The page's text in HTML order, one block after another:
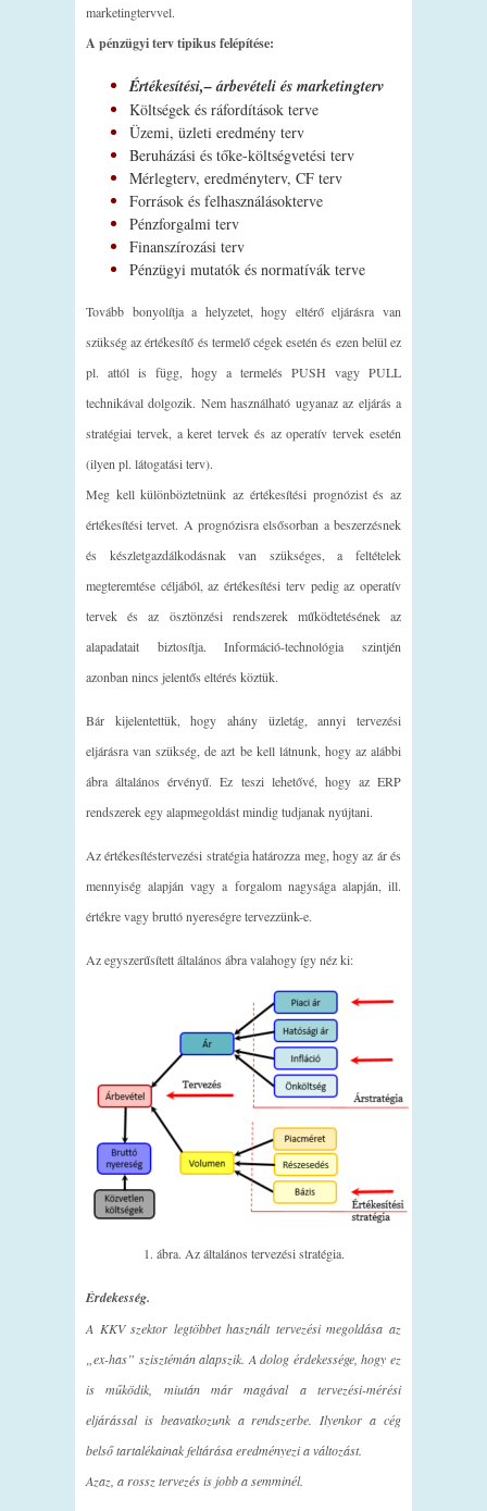
marketingtervvel.
A pénzügyi terv tipikus felépítése:
Értékesítési,– árbevételi és marketingterv
Költségek és ráfordítások terve
Üzemi, üzleti eredmény terv
Beruházási és tőke-költségvetési terv
Mérlegterv, eredményterv, CF terv
Források és felhasználásokterve
Pénzforgalmi terv
Finanszírozási terv
Pénzügyi mutatók és normatívák terve
Tovább bonyolítja a helyzetet, hogy eltérő eljárásra van
szükség az értékesítő és termelő cégek esetén és ezen belül ez
pl. attól is függ, hogy a termelés PUSH vagy PULL
technikával dolgozik. Nem használható ugyanaz az eljárás a
stratégiai tervek, a keret tervek és az operatív tervek esetén
(ilyen pl. látogatási terv).
Meg kell különböztetnünk az értékesítési prognózist és az
értékesítési tervet. A prognózisra elsősorban a beszerzésnek
és készletgazdálkodásnak van szükséges, a feltételek
megteremtése céljából, az értékesítési terv pedig az operatív
tervek és az ösztönzési rendszerek működtetésének az
alapadatait biztosítja. Információ-technológia szintjén
azonban nincs jelentős eltérés köztük.
Bár kijelentettük, hogy ahány üzletág, annyi tervezési
eljárásra van szükség, de azt be kell látnunk, hogy az alábbi
ábra általános érvényű. Ez teszi lehetővé, hogy az ERP
rendszerek egy alapmegoldást mindig tudjanak nyújtani.
Az értékesítéstervezési stratégia határozza meg, hogy az ár és
mennyiség alapján vagy a forgalom nagysága alapján, ill.
értékre vagy bruttó nyereségre tervezzünk-e.
Az egyszerűsített általános ábra valahogy így néz ki:
1. ábra. Az általános tervezési stratégia.
Érdekesség.
A KKV szektor legtöbbet használt tervezési megoldása az
„ex-has” szisztémán alapszik. A dolog érdekessége, hogy ez
is működik, miután már magával a tervezési-mérési
eljárással is beavatkozunk a rendszerbe. Ilyenkor a cég
belső tartalékainak feltárása eredményezi a változást.
Azaz, a rossz tervezés is jobb a semminél.